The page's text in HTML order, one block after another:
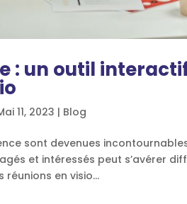
: un outil
11, 2023 | Blog
sont devenues
et intéressés peut s’avérer
en visio...